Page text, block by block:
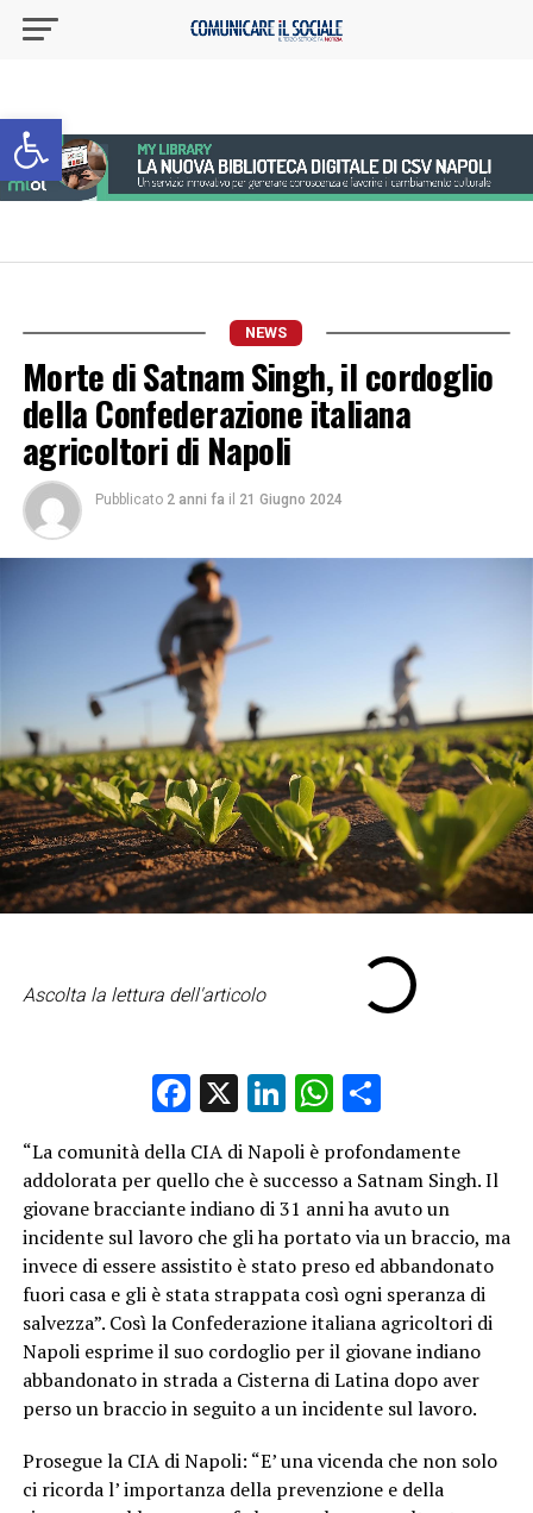
Apri la barra degli strumenti
NEWS
Morte di Satnam Singh, il cordoglio
della Confederazione italiana
agricoltori di Napoli
Pubblicato 2 anni fa il 21 Giugno 2024
Ascolta la lettura dell'articolo
Facebook
X LinkedIn
WhatsApp
Condividi
“La comunità della CIA di Napoli è profondamente
addolorata per quello che è successo a Satnam Singh. Il
giovane bracciante indiano di 31 anni ha avuto un
incidente sul lavoro che gli ha portato via un braccio, ma
invece di essere assistito è stato preso ed abbandonato
fuori casa e gli è stata strappata così ogni speranza di
salvezza”. Così la Confederazione italiana agricoltori di
Napoli esprime il suo cordoglio per il giovane indiano
abbandonato in strada a Cisterna di Latina dopo aver
perso un braccio in seguito a un incidente sul lavoro.
Prosegue la CIA di Napoli: “E’ una vicenda che non solo
ci ricorda l’ importanza della prevenzione e della